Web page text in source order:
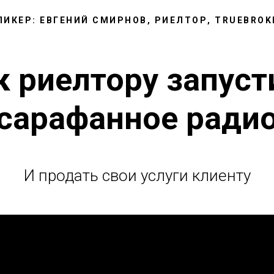
ЕВГЕНИЙ СМИРНОВ, РИЕЛТОР,
риелтору
И продать свои услуги клиенту